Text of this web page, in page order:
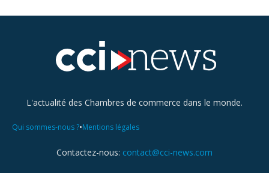
L'actualité des Chambres de commerce dans le monde.
Qui sommes-nous ?•Mentions légales
Contactez-nous: contact@cci-news.com